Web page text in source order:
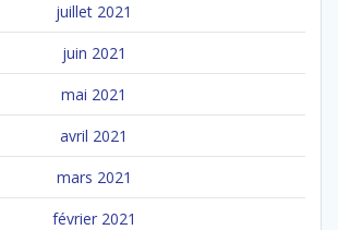
juillet 2021
juin 2021
mai 2021
avril 2021
mars 2021
février 2021